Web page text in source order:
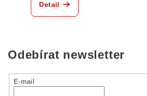
Detail
Odebírat newsletter
E-mail